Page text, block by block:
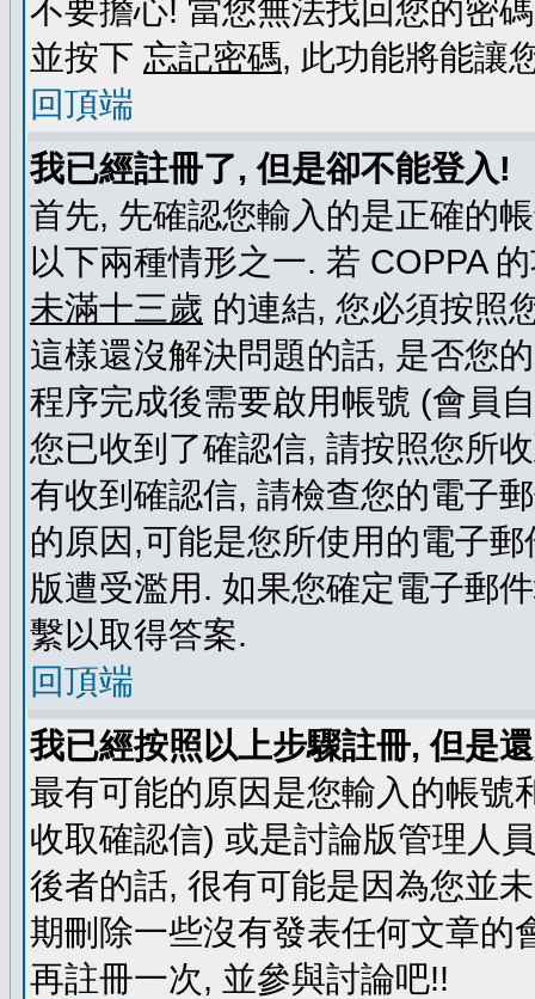
不要擔心! 當您無法找回您的密
並按下 忘記密碼, 此功能將能讓
回頂端
我已經註冊了, 但是卻不能登入!
首先, 先確認您輸入的是正確的
以下兩種情形之一. 若 COPPA
未滿十三歲 的連結, 您必須按照
這樣還沒解決問題的話, 是否您
程序完成後需要啟用帳號 (會員
您已收到了確認信, 請按照您所
有收到確認信, 請檢查您的電子
的原因,可能是您所使用的電子
版遭受濫用. 如果您確定電子郵
繫以取得答案.
回頂端
我已經按照以上步驟註冊, 但是
最有可能的原因是您輸入的帳號
收取確認信) 或是討論版管理人
後者的話, 很有可能是因為您並
期刪除一些沒有發表任何文章的
再註冊一次, 並參與討論吧!!